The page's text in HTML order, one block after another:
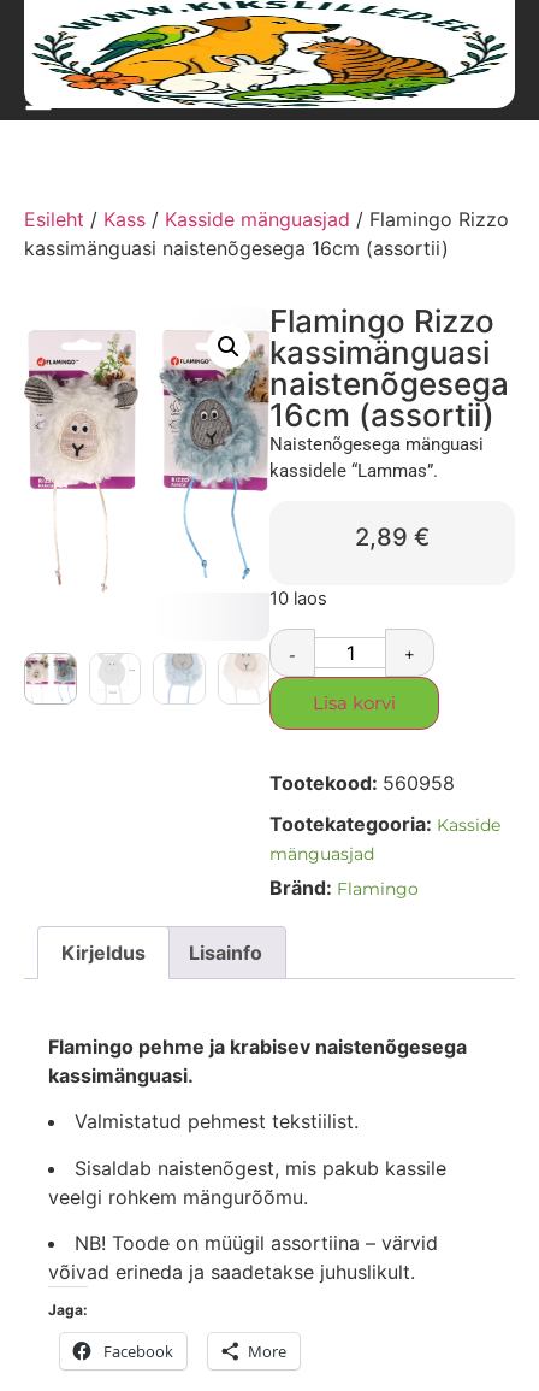
Esileht / Kass / Kasside mänguasjad / Flamingo Rizzo
kassimänguasi naistenõgesega 16cm (assortii)
Flamingo Rizzo
kassimänguasi
naistenõgesega
16cm (assortii)
Naistenõgesega mänguasi
kassidele “Lammas”.
2,89 €
10 laos
- +
Lisa korvi
Tootekood: 560958
Tootekategooria: Kasside
mänguasjad
Bränd: Flamingo
Kirjeldus Lisainfo
Flamingo pehme ja krabisev naistenõgesega
kassimänguasi.
Valmistatud pehmest tekstiilist.
Sisaldab naistenõgest, mis pakub kassile
veelgi rohkem mängurõõmu.
NB! Toode on müügil assortiina – värvid
võivad erineda ja saadetakse juhuslikult.
Jaga:
Facebook More